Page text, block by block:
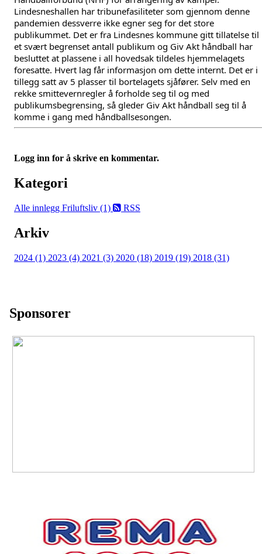
Lindesneshallen har tribunefasiliteter som gjennom denne
pandemien dessverre ikke egner seg for det store
publikummet. Det er fra Lindesnes kommune gitt tillatelse til
et svært begrenset antall publikum og Giv Akt håndball har
besluttet at plassene i all hovedsak tildeles hjemmelagets
foresatte. Hvert lag får informasjon om dette internt. Det er i
tillegg satt av 5 plasser til bortelagets sjåfører. Selv med en
rekke smittevernregler å forholde seg til og med
publikumsbegrensing, så gleder Giv Akt håndball seg til å
komme i gang med håndballsesongen.
Logg inn for å skrive en kommentar.
Kategori
Alle innlegg Friluftsliv (1) RSS
Arkiv
2024 (1) 2023 (4) 2021 (3) 2020 (18) 2019 (19) 2018 (31)
Sponsorer